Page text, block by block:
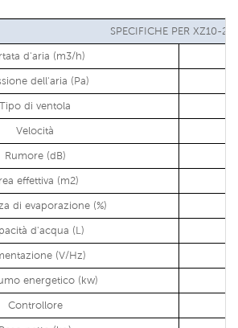
SPECIFICHE PER XZ10-
d'aria (m3/h)
dell'aria (Pa)
Tipo di ventola
Velocità
Rumore (dB)
effettiva (m2)
di evaporazione (%)
d'acqua (L)
(V/Hz)
energetico (kw)
Controllore